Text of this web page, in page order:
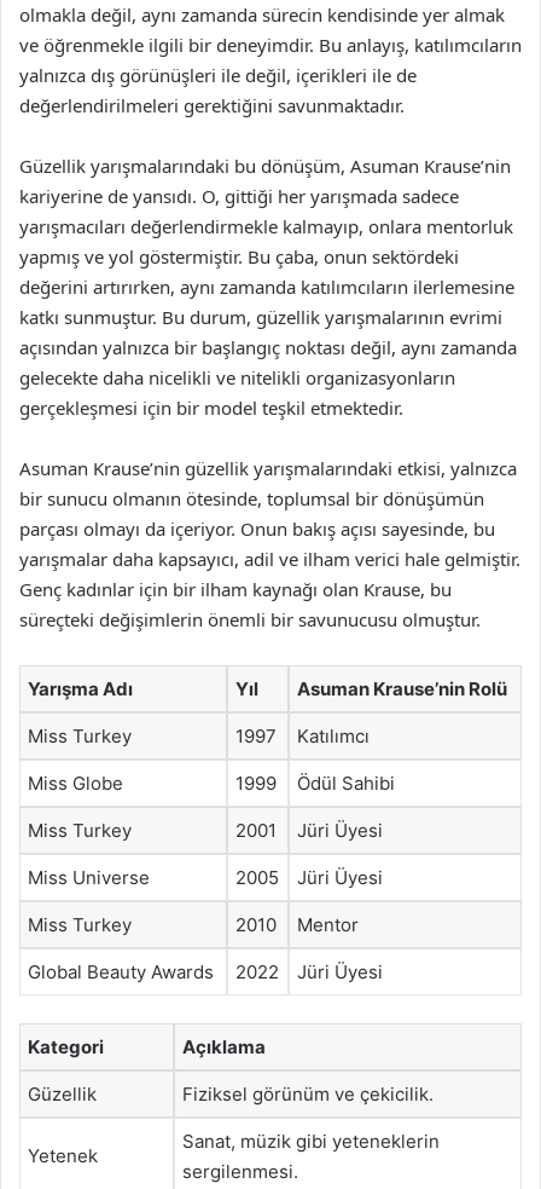
olmakla değil, aynı zamanda sürecin kendisinde yer almak
ve öğrenmekle ilgili bir deneyimdir. Bu anlayış, katılımcıların
yalnızca dış görünüşleri ile değil, içerikleri ile de
değerlendirilmeleri gerektiğini savunmaktadır.
Güzellik yarışmalarındaki bu dönüşüm, Asuman Krause’nin
kariyerine de yansıdı. O, gittiği her yarışmada sadece
yarışmacıları değerlendirmekle kalmayıp, onlara mentorluk
yapmış ve yol göstermiştir. Bu çaba, onun sektördeki
değerini artırırken, aynı zamanda katılımcıların ilerlemesine
katkı sunmuştur. Bu durum, güzellik yarışmalarının evrimi
açısından yalnızca bir başlangıç noktası değil, aynı zamanda
gelecekte daha nicelikli ve nitelikli organizasyonların
gerçekleşmesi için bir model teşkil etmektedir.
Asuman Krause’nin güzellik yarışmalarındaki etkisi, yalnızca
bir sunucu olmanın ötesinde, toplumsal bir dönüşümün
parçası olmayı da içeriyor. Onun bakış açısı sayesinde, bu
yarışmalar daha kapsayıcı, adil ve ilham verici hale gelmiştir.
Genç kadınlar için bir ilham kaynağı olan Krause, bu
süreçteki değişimlerin önemli bir savunucusu olmuştur.
Yarışma Adı Yıl Asuman Krause’nin Rolü
Miss Turkey 1997 Katılımcı
Miss Globe 1999 Ödül Sahibi
Miss Turkey 2001 Jüri Üyesi
Miss Universe 2005 Jüri Üyesi
Miss Turkey 2010 Mentor
Global Beauty Awards 2022 Jüri Üyesi
Kategori Açıklama
Güzellik Fiziksel görünüm ve çekicilik.
Yetenek
Sanat, müzik gibi yeteneklerin
sergilenmesi.